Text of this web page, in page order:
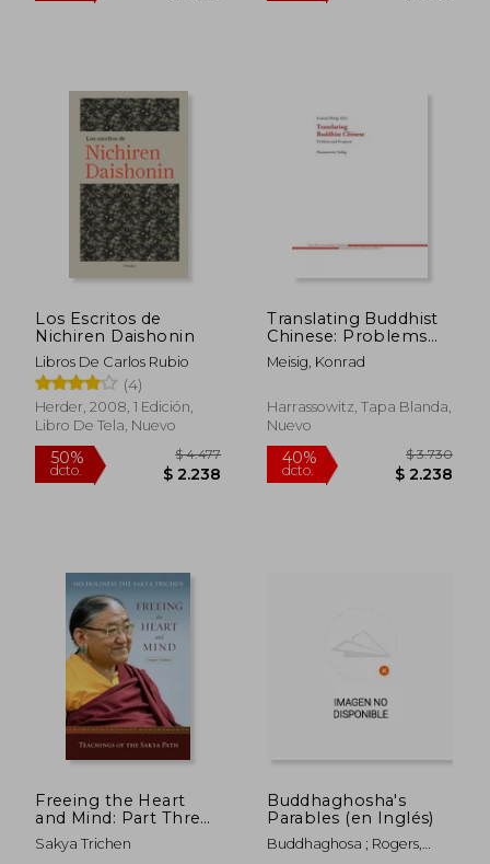
50%
dcto.
50%
dcto.
Los Escritos de
Nichiren Daishonin
Libros De Carlos Rubio
(4)
Herder, 2008, 1 Edición,
Libro De Tela, Nuevo
50%
dcto.
Translating Buddhist
Chinese: Problems
and Prospects (en
Inglés)
Meisig, Konrad
Harrassowitz, Tapa Blanda,
Nuevo
Freeing the Heart
and Mind: Part Three:
Teachings of the
Sakya Path (en
Sakya Trichen
Buddhaghosha's
Parables (en Inglés)
Buddhaghosa ; Rogers,